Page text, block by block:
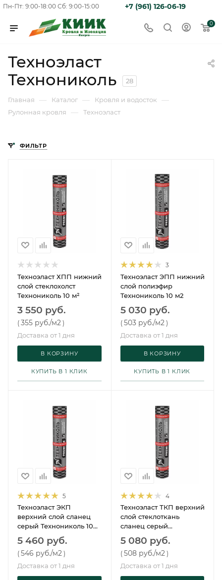
Пн-Пт: 9:00-18:00 Сб: 9:00-15:00 +7 (961) 126-06-19
0
Техноэласт
Технониколь
28
Главная — Каталог — Кровля и водосток —
Рулонная кровля — Техноэласт
ФИЛЬТР
Техноэласт ХПП нижний
слой стеклохолст
Технониколь 10 м²
3 550 руб.
(355 руб./м2 )
Доставка от 1 дня
В КОРЗИНУ
КУПИТЬ В 1 КЛИК
3
Техноэласт ЭПП нижний
слой полиэфир
Технониколь 10 м2
5 030 руб.
(503 руб./м2 )
Доставка от 1 дня
В КОРЗИНУ
КУПИТЬ В 1 КЛИК
5
Техноэласт ЭКП
верхний слой сланец
серый Технониколь 10
5 460 руб.
(546 руб./м2)
Доставка от 1 дня
4
Техноэласт ТКП верхний
слой стеклоткань
сланец серый
Технониколь 10 м²
5 080 руб.
(508 руб./м2 )
Доставка от 1 дня